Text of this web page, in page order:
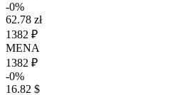
-0%
62.78 zł
1382 ₽
MENA
1382 ₽
-0%
16.82 $